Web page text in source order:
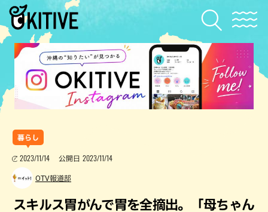
暮らし
2023/11/14 公開日 2023/11/14
OTV報道部
スキルス胃がんで胃を全摘出。「母ちゃん